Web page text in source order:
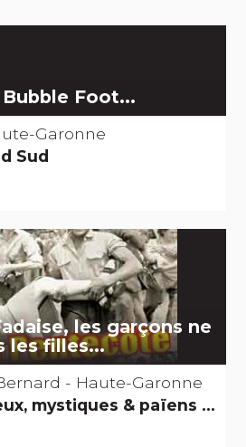
Foot...
Garonne
Sud
les garçons ne
les filles...
- Haute-Garonne
non ? Fêtes & festivals, confréries Records : Les + et les -